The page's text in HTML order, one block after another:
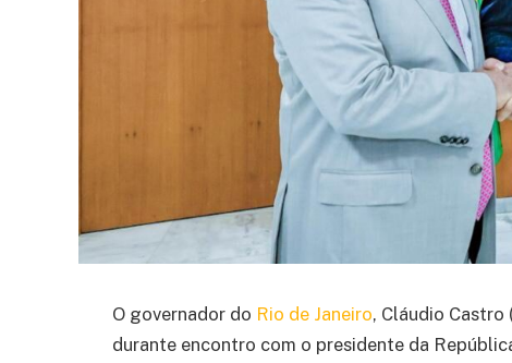
O governador do Rio de Janeiro, Cláudio Castro
durante encontro com o presidente da